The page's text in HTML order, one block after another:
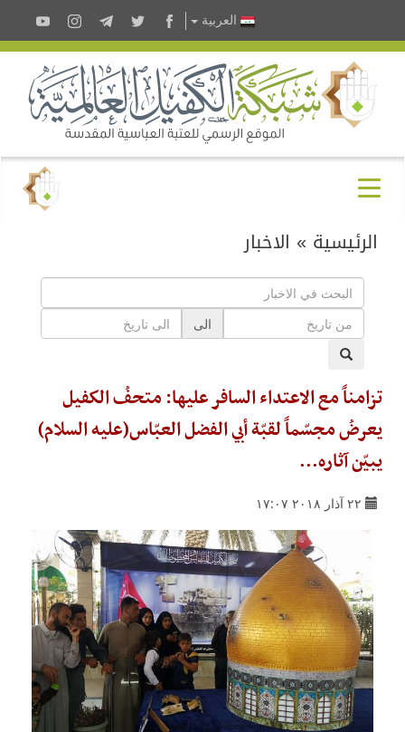
العربية
الرئيسية » الاخبار
الى
تزامناً مع الاعتداء السافر عليها: متحفُ الكفيل
يعرضُ مجسّماً لقبّة أبي الفضل العبّاس(عليه السلام)
يبيّن آثاره...
٢٢ آذار ٢٠١٨ ١٧:٠٧